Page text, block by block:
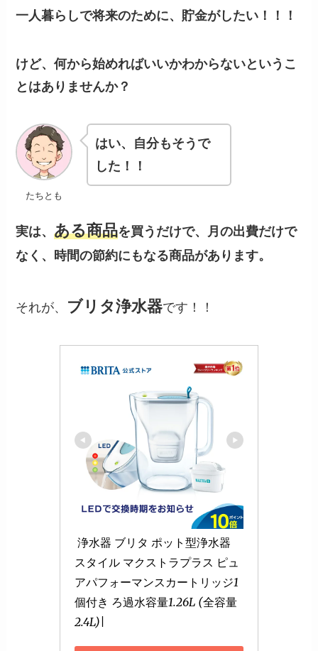
一人暮らしで将来のために、貯金がしたい！！！
けど、何から始めればいいかわからないというこ
とはありませんか？
たちとも
はい、自分もそうで
した！！
実は、ある商品を買うだけで、月の出費だけで
なく、時間の節約にもなる商品があります。
それが、 ブリタ浄水器です！！
スタイル マクストラプラス ピュ
アパフォーマンスカートリッジ1
個付き ろ過水容量1.26L (全容量
2.4L)|